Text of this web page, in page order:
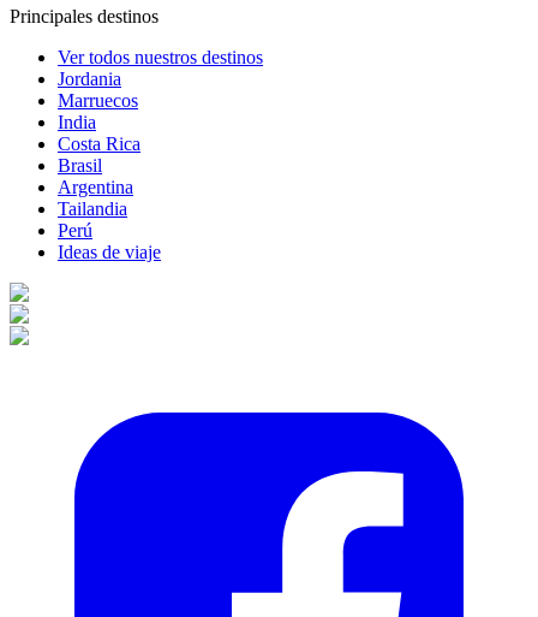
Principales destinos
Ver todos nuestros destinos
Jordania
Marruecos
India
Costa Rica
Brasil
Argentina
Tailandia
Perú
Ideas de viaje